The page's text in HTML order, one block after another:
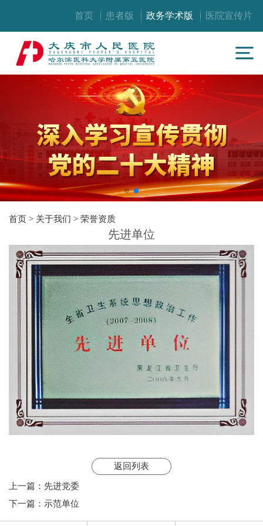
首页 患者版 政务学术版 医院宣传片
首页 > 关于我们 >荣誉资质
先进单位
返回列表
上一篇： 先进党委
下一篇： 示范单位